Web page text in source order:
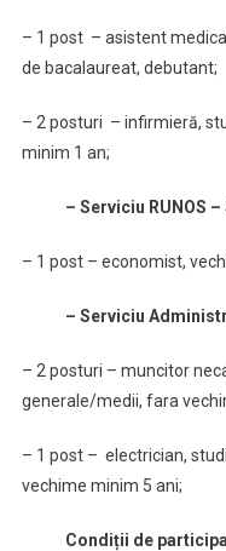
– 1 post – asistent
de bacalaureat, debutant;
– 2 posturi – infirmieră,
minim 1 an;
– Serviciu RUNOS
– 1 post – economist,
– Serviciu
– 2 posturi – muncitor
generale/medii, fara
– 1 post – electrician,
vechime minim 5 ani;
Condiții de